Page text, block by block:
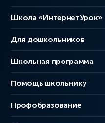
Школа «ИнтернетУрок»
Для дошкольников
Школьная программа
Помощь школьнику
Профобразование